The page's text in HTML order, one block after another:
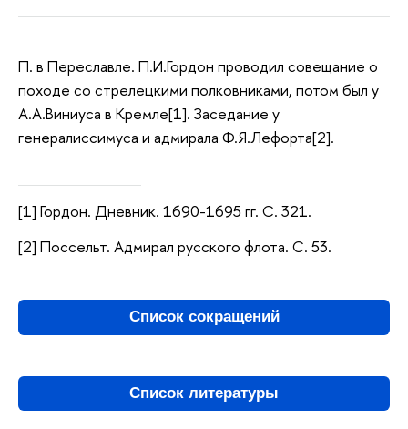
П. в Переславле. П.И.Гордон проводил совещание о
походе со стрелецкими полковниками, потом был у
А.А.Виниуса в Кремле[1]. Заседание у
генералиссимуса и адмирала Ф.Я.Лефорта[2].
[1] Гордон. Дневник. 1690-1695 гг. С. 321.
[2] Поссельт. Адмирал русского флота. С. 53.
Список сокращений
Список литературы